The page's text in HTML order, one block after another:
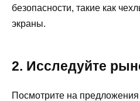
безопасности, такие как
экраны.
2. Исследуйте
Посмотрите на